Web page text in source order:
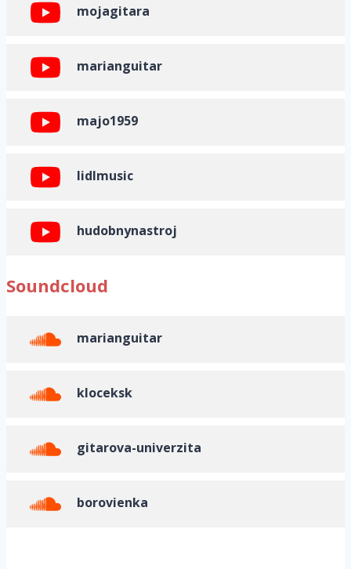
mojagitara
marianguitar
majo1959
lidlmusic
hudobnynastroj
Soundcloud
marianguitar
kloceksk
gitarova-univerzita
borovienka